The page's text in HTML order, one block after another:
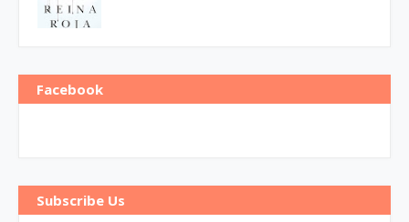
Facebook
Subscribe Us